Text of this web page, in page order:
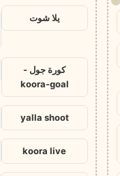
يلا شوت
كورة جول -
koora-goal
yalla shoot
koora live